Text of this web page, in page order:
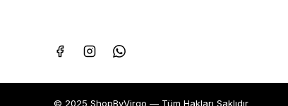
© 2025 ShopByVirgo — Tüm Hakları Saklıdır